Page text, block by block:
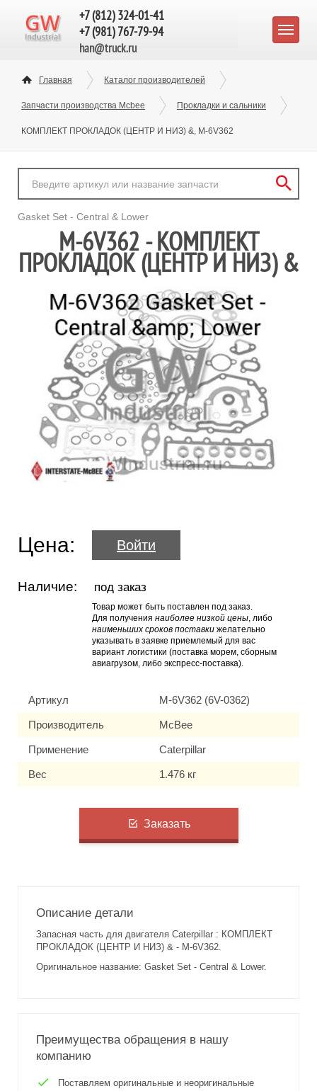
+7 (812) 324-01-41
+7 (981) 767-79-94
han@truck.ru
Главная Каталог производителей
Запчасти производства Mcbee Прокладки и сальники
КОМПЛЕКТ ПРОКЛАДОК (ЦЕНТР И НИЗ) &, M-6V362
Gasket Set - Central & Lower
M-6V362 - КОМПЛЕКТ
ПРОКЛАДОК (ЦЕНТР И НИЗ) &
Цена: Войти
Наличие: под заказ
Товар может быть поставлен под заказ.
Для получения наиболее низкой цены, либо
наименьших сроков поставки желательно
указывать в заявке приемлемый для вас
вариант логистики (поставка морем, сборным
авиагрузом, либо экспресс-поставка).
Артикул M-6V362 (6V-0362)
Производитель McBee
Применение Caterpillar
Вес 1.476 кг
Заказать
Описание детали
Запасная часть для двигателя Caterpillar : КОМПЛЕКТ
ПРОКЛАДОК (ЦЕНТР И НИЗ) & - M-6V362.
Оригинальное название: Gasket Set - Central & Lower.
Преимущества обращения в нашу
компанию
Поставляем оригинальные и неоригинальные